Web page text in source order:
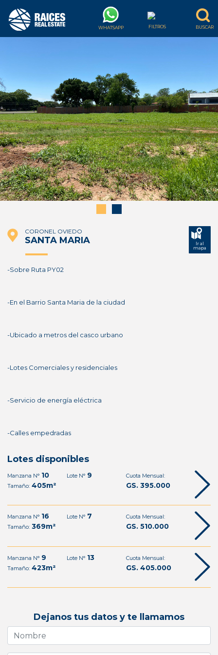
CORONEL OVIEDO
SANTA MARIA
Ir al
mapa
-Sobre Ruta PY02
-En el Barrio Santa Maria de la ciudad
-Ubicado a metros del casco urbano
-Lotes Comerciales y residenciales
-Servicio de energía eléctrica
-Calles empedradas
Lotes disponibles
Manzana N° 10 Lote N°9
Tamaño: 405m²
Cuota Mensual:
GS. 395.000
Manzana N° 16 Lote N°7
Tamaño: 369m²
Cuota Mensual:
GS. 510.000
Manzana N° 9 Lote N°13
Tamaño: 423m²
Cuota Mensual:
GS. 405.000
Dejanos tus datos y te llamamos